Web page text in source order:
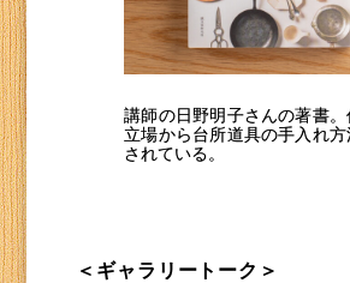
講師の日野明子さんの著書
立場から台所道具の手入れ
されている。
＜ギャラリートーク＞